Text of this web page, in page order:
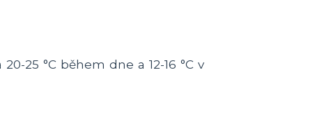
25 °C během dne a 12-16 °C v